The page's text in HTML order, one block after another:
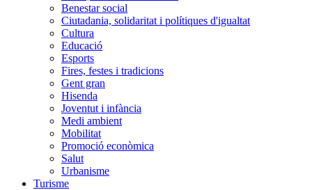
Benestar social
Ciutadania, solidaritat i polítiques d'igualtat
Cultura
Educació
Esports
Fires, festes i tradicions
Gent gran
Hisenda
Joventut i infància
Medi ambient
Mobilitat
Promoció econòmica
Salut
Urbanisme
Turisme